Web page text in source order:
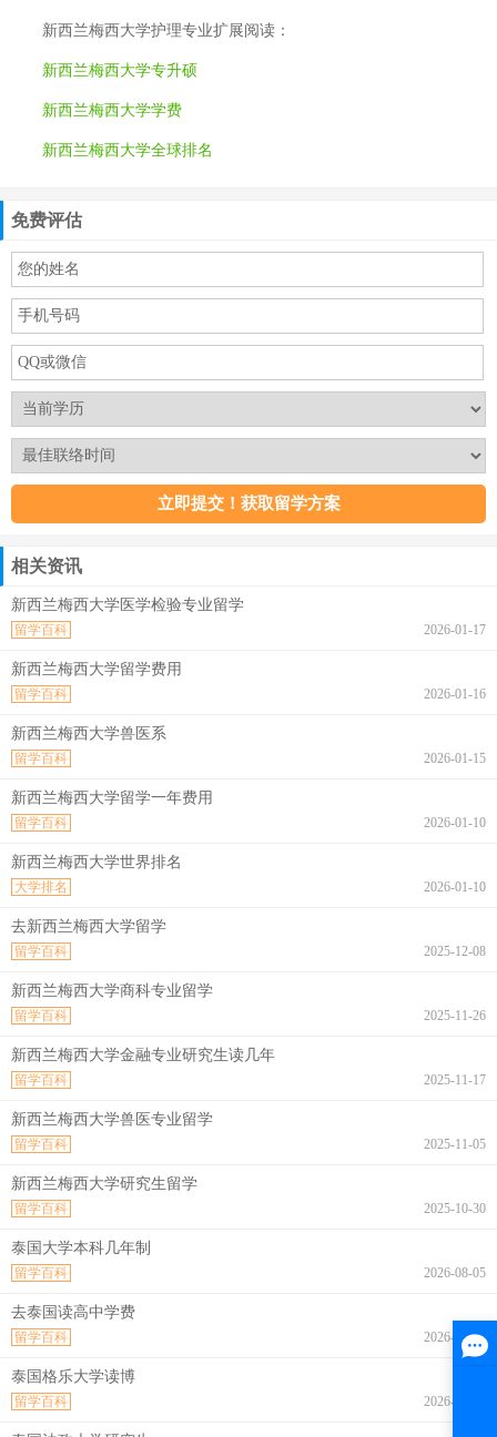
新西兰梅西大学护理专业扩展阅读：
新西兰梅西大学专升硕
新西兰梅西大学学费
新西兰梅西大学全球排名
免费评估
相关资讯
新西兰梅西大学医学检验专业留学
2026-01-17
留学百科
新西兰梅西大学留学费用
2026-01-16
留学百科
新西兰梅西大学兽医系
2026-01-15
留学百科
新西兰梅西大学留学一年费用
2026-01-10
留学百科
新西兰梅西大学世界排名
2026-01-10
大学排名
去新西兰梅西大学留学
2025-12-08
留学百科
新西兰梅西大学商科专业留学
2025-11-26
留学百科
新西兰梅西大学金融专业研究生读几年
2025-11-17
留学百科
新西兰梅西大学兽医专业留学
2025-11-05
留学百科
新西兰梅西大学研究生留学
2025-10-30
留学百科
泰国大学本科几年制
2026-08-05
留学百科
去泰国读高中学费
2026-08-05
留学百科
泰国格乐大学读博
2026-08-05
留学百科